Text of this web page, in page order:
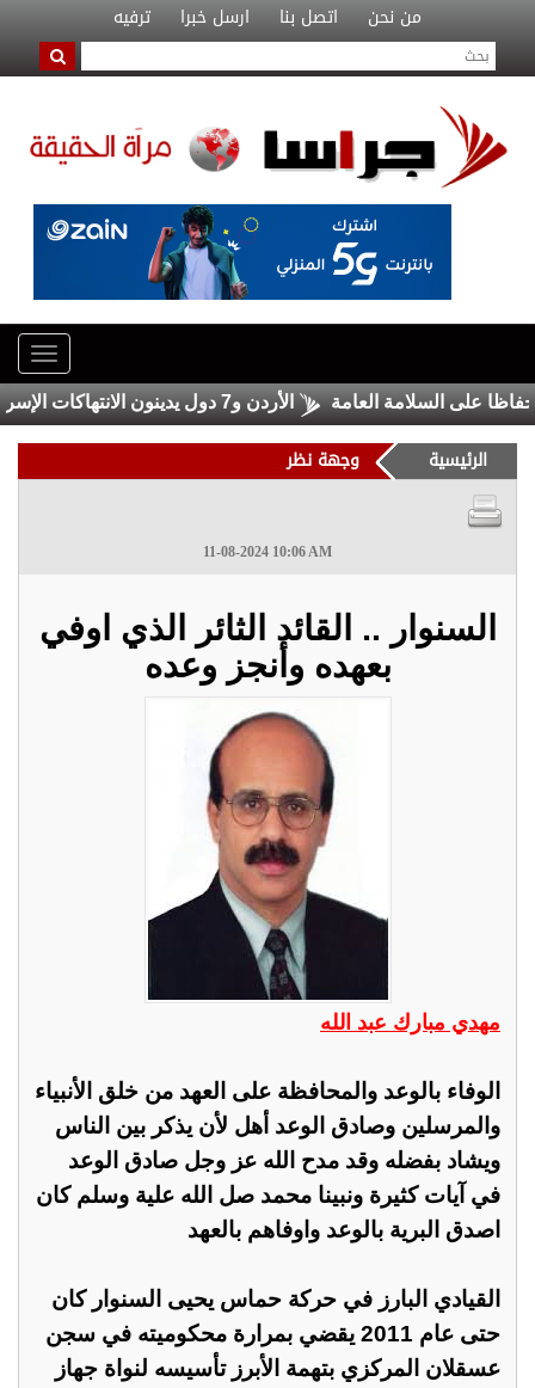
من نحن اتصل بنا ارسل خبرا ترفيه
السلامة العامة الأردن و7 دول يدينون الانتهاكات الإسرائيلية المتواصلة في غزة
الرئيسية وجهة نظر
11-08-2024 10:06 AM
السنوار .. القائد الثائر الذي اوفي
بعهده وأنجز وعده
مهدي مبارك عبد الله
الوفاء بالوعد والمحافظة على العهد من خلق الأنبياء
والمرسلين وصادق الوعد أهل لأن يذكر بين الناس
ويشاد بفضله وقد مدح الله عز وجل صادق الوعد
في آيات كثيرة ونبينا محمد صل الله علية وسلم كان
اصدق البرية بالوعد واوفاهم بالعهد
القيادي البارز في حركة حماس يحيى السنوار كان
حتى عام 2011 يقضي بمرارة محكوميته في سجن
عسقلان المركزي بتهمة الأبرز تأسيسه لنواة جهاز